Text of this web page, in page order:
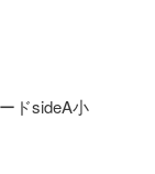
ドsideA小